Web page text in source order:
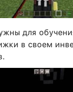
для
в своем